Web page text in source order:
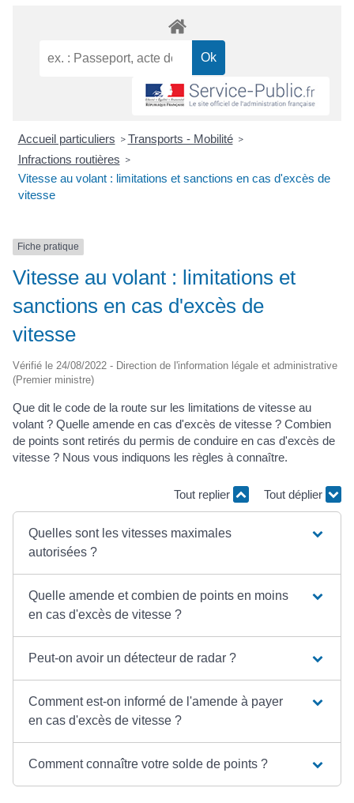
Accueil particuliers > Transports - Mobilité >
Infractions routières >
Vitesse au volant : limitations et sanctions en cas d'excès de
vitesse
Fiche pratique
Vitesse au volant : limitations et
sanctions en cas d'excès de
vitesse
Vérifié le 24/08/2022 - Direction de l'information légale et administrative
(Premier ministre)
Que dit le code de la route sur les limitations de vitesse au
volant ? Quelle amende en cas d'excès de vitesse ? Combien
de points sont retirés du permis de conduire en cas d'excès de
vitesse ? Nous vous indiquons les règles à connaître.
Tout replier Tout déplier
Quelles sont les vitesses maximales
autorisées ?
Quelle amende et combien de points en moins
en cas d'excès de vitesse ?
Peut-on avoir un détecteur de radar ?
Comment est-on informé de l'amende à payer
en cas d'excès de vitesse ?
Comment connaître votre solde de points ?